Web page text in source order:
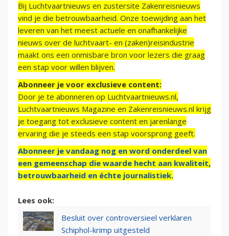
Bij Luchtvaartnieuws en zustersite Zakenreisnieuws
vind je die betrouwbaarheid. Onze toewijding aan het
leveren van het meest actuele en onafhankelijke
nieuws over de luchtvaart- en (zaken)reisindustrie
maakt ons een onmisbare bron voor lezers die graag
een stap voor willen blijven.
Abonneer je voor exclusieve content:
Door je te abonneren op Luchtvaartnieuws.nl,
Luchtvaartnieuws Magazine en Zakenreisnieuws.nl krijg
je toegang tot exclusieve content en jarenlange
ervaring die je steeds een stap voorsprong geeft.
Abonneer je vandaag nog en word onderdeel van
een gemeenschap die waarde hecht aan kwaliteit,
betrouwbaarheid en échte journalistiek.
Lees ook:
Besluit over controversieel verklaren
Schiphol-krimp uitgesteld